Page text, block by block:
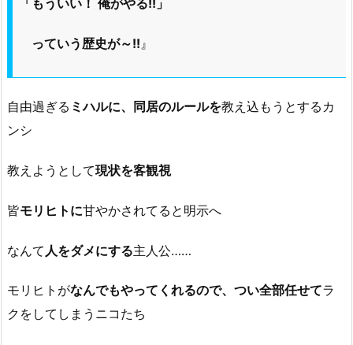
っていう歴史が～!! 』
自由過ぎる ミハルに、同居のルールを教え込もうとするカ
ンシ
教えようとして現状を客観視
皆モリヒトに甘やかされてると明示へ
なんて 人をダメにする主人公……
モリヒトがなんでもやってくれるので、つい全部任せてラ
クをしてしまうニコたち